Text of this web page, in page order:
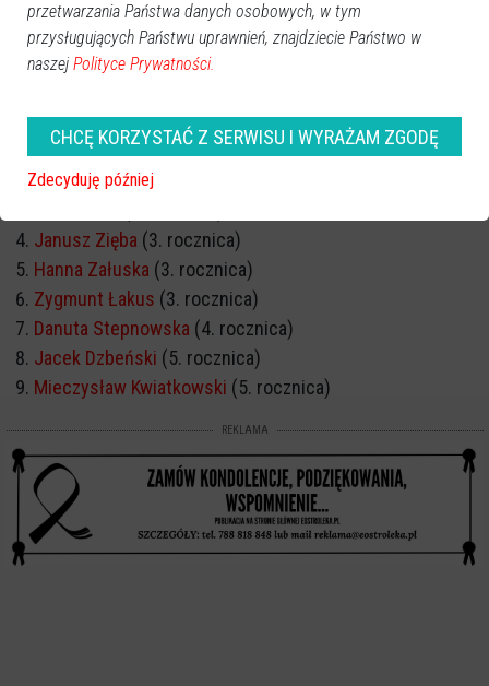
ROCZNICA ŚMIERCI
Barbara Śniadach(1. rocznica)
Jerzy Długołęcki
Janusz Zięba (3. rocznica)
Hanna Załuska (3. rocznica)
Zygmunt Łakus (3. rocznica)
Danuta Stepnowska (4. rocznica)
Jacek Dzbeński (5. rocznica)
Mieczysław Kwiatkowski (5. rocznica)
REKLAMA
przetwarzania Państwa danych osobowych, w tym
przysługujących Państwu uprawnień, znajdziecie Państwo w
naszej Polityce Prywatności.
CHCĘ KORZYSTAĆ Z SERWISU I WYRAŻAM ZGODĘ
Zdecyduję później